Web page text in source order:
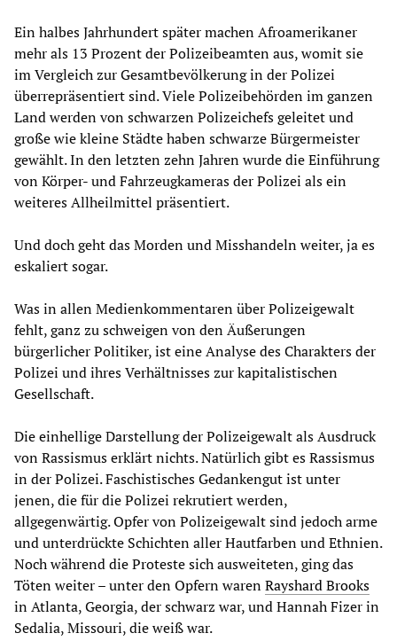
Ein halbes Jahrhundert später machen Afroamerikaner
mehr als 13 Prozent der Polizeibeamten aus, womit sie
im Vergleich zur Gesamtbevölkerung in der Polizei
überrepräsentiert sind. Viele Polizeibehörden im ganzen
Land werden von schwarzen Polizeichefs geleitet und
große wie kleine Städte haben schwarze Bürgermeister
gewählt. In den letzten zehn Jahren wurde die Einführung
von Körper- und Fahrzeugkameras der Polizei als ein
weiteres Allheilmittel präsentiert.
Und doch geht das Morden und Misshandeln weiter, ja es
eskaliert sogar.
Was in allen Medienkommentaren über Polizeigewalt
fehlt, ganz zu schweigen von den Äußerungen
bürgerlicher Politiker, ist eine Analyse des Charakters der
Polizei und ihres Verhältnisses zur kapitalistischen
Gesellschaft.
Die einhellige Darstellung der Polizeigewalt als Ausdruck
von Rassismus erklärt nichts. Natürlich gibt es Rassismus
in der Polizei. Faschistisches Gedankengut ist unter
jenen, die für die Polizei rekrutiert werden,
allgegenwärtig. Opfer von Polizeigewalt sind jedoch arme
und unterdrückte Schichten aller Hautfarben und Ethnien.
Noch während die Proteste sich ausweiteten, ging das
Töten weiter – unter den Opfern warenRayshard Brooks
in Atlanta, Georgia, der schwarz war, und Hannah Fizer in
Sedalia, Missouri, die weiß war.